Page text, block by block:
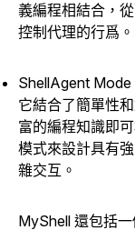
義編程相結合，
控制代理的行爲。
ShellAgent Mode
它結合了簡單性
富的編程知識即
模式來設計具有
雜交互。
MyShell 還包括